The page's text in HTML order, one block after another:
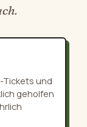
Tickets und
geholfen